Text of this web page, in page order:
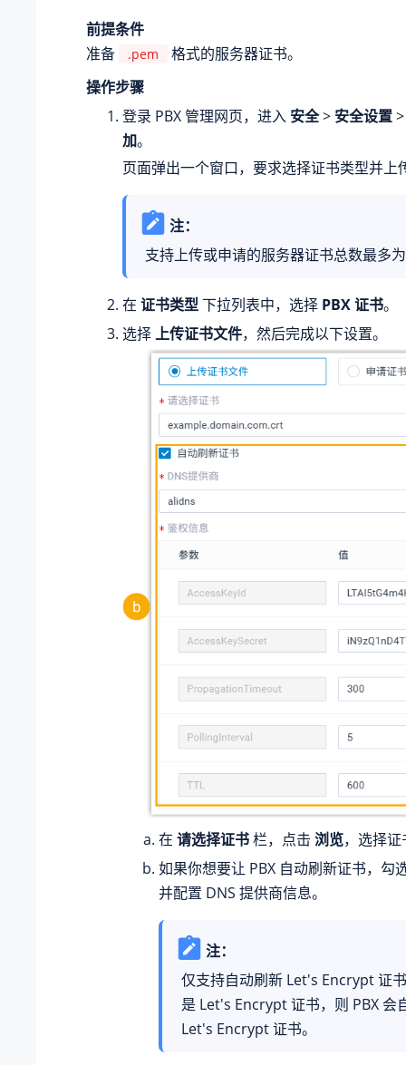
前提条件
准备
.pem
格式的服务器证书。
操作步骤
登录 PBX 管理网页，进入 安全> 安全设置
加。
页面弹出一个窗口，要求选择证书类型并上
注：
支持上传或申请的服务器证书总数最多
在 证书类型下拉列表中，选择 PBX 证书。
选择上传证书文件，然后完成以下设置。
在 请选择证书栏，点击 浏览，选择
如果你想要让 PBX 自动刷新证书，勾
并配置 DNS 提供商信息。
注：
仅支持自动刷新 Let's Encrypt 证
是 Let's Encrypt 证书，则 PBX 会
Let's Encrypt 证书。